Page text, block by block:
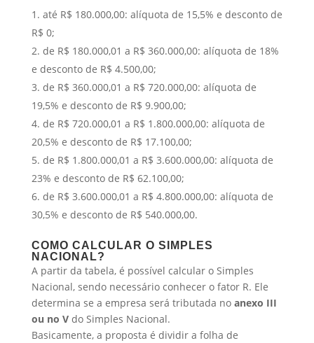
até R$ 180.000,00: alíquota de 15,5% e desconto de
R$ 0;
de R$ 180.000,01 a R$ 360.000,00: alíquota de 18%
e desconto de R$ 4.500,00;
de R$ 360.000,01 a R$ 720.000,00: alíquota de
19,5% e desconto de R$ 9.900,00;
de R$ 720.000,01 a R$ 1.800.000,00: alíquota de
20,5% e desconto de R$ 17.100,00;
de R$ 1.800.000,01 a R$ 3.600.000,00: alíquota de
23% e desconto de R$ 62.100,00;
de R$ 3.600.000,01 a R$ 4.800.000,00: alíquota de
30,5% e desconto de R$ 540.000,00.
COMO CALCULAR O SIMPLES
NACIONAL?
A partir da tabela, é possível calcular o Simples
Nacional, sendo necessário conhecer o fator R. Ele
determina se a empresa será tributada no anexo III
ou no V do Simples Nacional.
Basicamente, a proposta é dividir a folha de